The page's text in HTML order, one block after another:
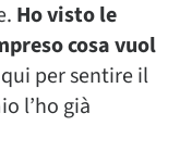
Ho visto le
cosa vuol
per sentire il
l’ho già